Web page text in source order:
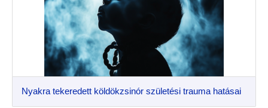
Nyakra tekeredett köldökzsinór születési trauma hatásai